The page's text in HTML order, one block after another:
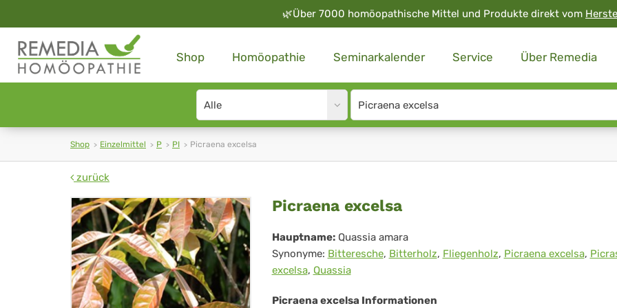
🌿Über 7000 homöopathische Mittel und Produkte direkt vom
Shop Homöopathie Seminarkalender Service Über Remedia
Search
type
Site
search
Shop Einzelmittel P PI Picraena excelsa
zurück
Picraena
excelsa
Picraena excelsa
Hauptname: Quassia amara
Synonyme: Bitteresche, Bitterholz, Fliegenholz, Picraena excelsa,
excelsa, Quassia
Picraena excelsa Informationen